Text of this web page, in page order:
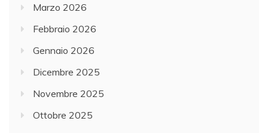
Marzo 2026
Febbraio 2026
Gennaio 2026
Dicembre 2025
Novembre 2025
Ottobre 2025